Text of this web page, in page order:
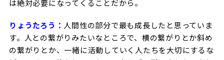
は絶対必要になってくることだから。
りょうたろう： 人間性の部分で最も成長したと思っていま
す。人との繋がりみたいなところで、横の繋がりとか斜め
の繋がりとか、一緒に活動していく人たちを大切にするな